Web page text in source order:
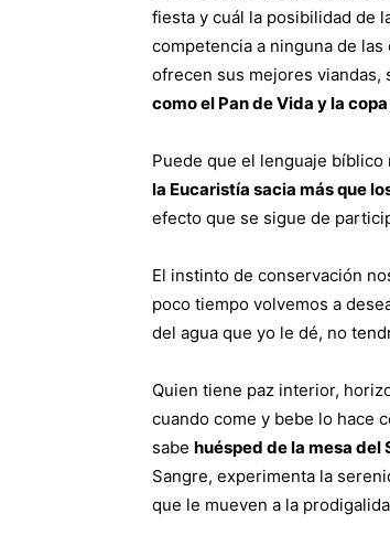
fiesta y cuál la posibilidad de
competencia a ninguna de
ofrecen sus mejores viandas,
como el Pan de Vida y la
Puede que el lenguaje
la Eucaristía sacia más que
efecto que se sigue de
El instinto de conservación
poco tiempo volvemos a
del agua que yo le dé, no
Quien tiene paz interior,
cuando come y bebe lo hace
sabe huésped de la mesa del
Sangre, experimenta la
que le mueven a la